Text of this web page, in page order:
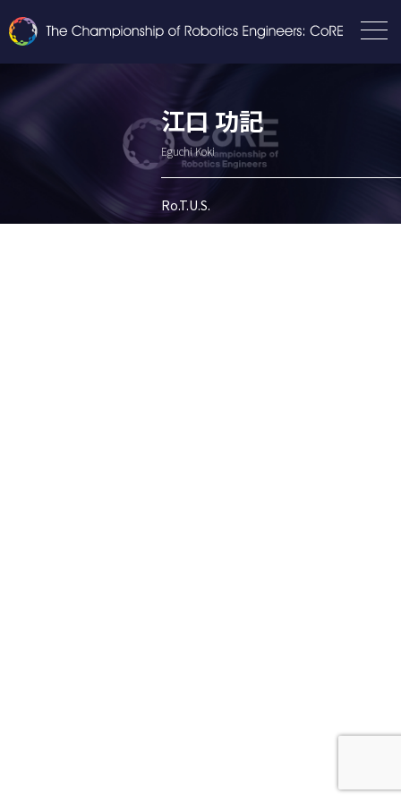
江口 功記
Eguchi Koki
Ro.T.U.S.